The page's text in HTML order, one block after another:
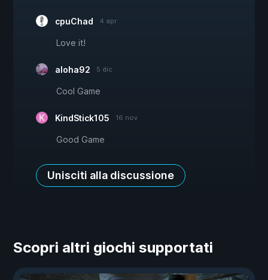
cpuChad 4 apr
Love it!
aloha92 5 dic
Cool Game
KindStick105 16 nov
Good Game
Unisciti alla discussione
Scopri altri giochi supportati